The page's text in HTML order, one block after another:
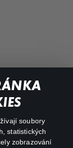
soubory
statistických
zobrazování